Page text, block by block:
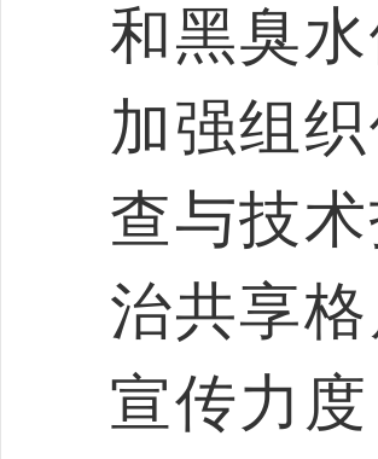
和黑臭
加强组
查与技
治共享
宣传力